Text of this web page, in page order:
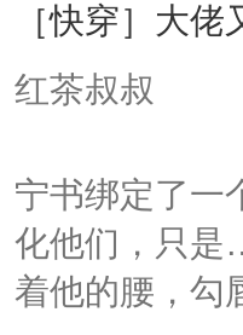
［快穿］大
红茶叔叔
宁书绑定了一
化他们，只是
着他的腰，勾